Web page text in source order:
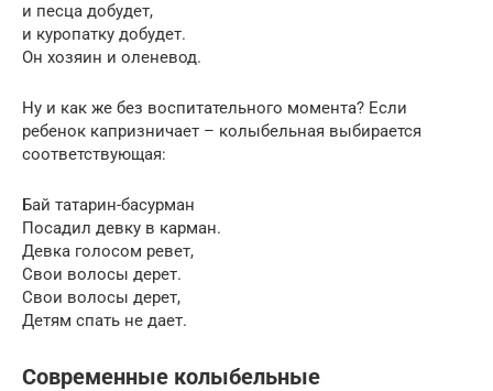
и песца добудет,
и куропатку добудет.
Он хозяин и оленевод.
Ну и как же без воспитательного момента? Если
ребенок капризничает – колыбельная выбирается
соответствующая:
Бай татарин-басурман
Посадил девку в карман.
Девка голосом ревет,
Свои волосы дерет.
Свои волосы дерет,
Детям спать не дает.
Современные колыбельные